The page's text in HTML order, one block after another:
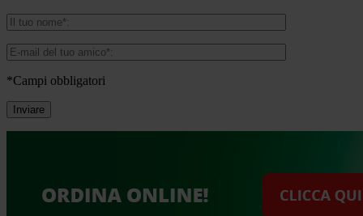
*Campi obbligatori